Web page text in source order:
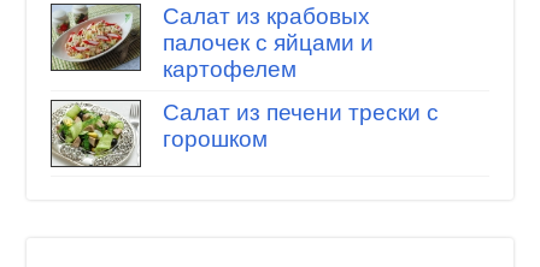
Салат из крабовых
палочек с яйцами и
картофелем
Салат из печени трески с
горошком